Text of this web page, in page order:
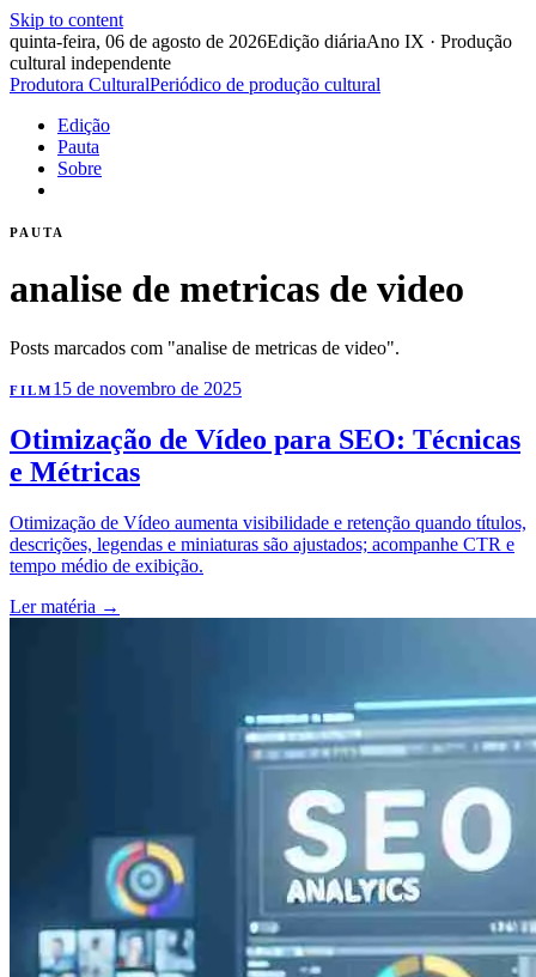
Skip to content
quinta-feira, 06 de agosto de 2026Edição diáriaAno IX · Produção
cultural independente
Produtora CulturalPeriódico de produção cultural
Edição
Pauta
Sobre
PAUTA
analise de metricas de video
Posts marcados com "analise de metricas de video".
FILM 15 de novembro de 2025
Otimização de Vídeo para SEO: Técnicas
e Métricas
Otimização de Vídeo aumenta visibilidade e retenção quando títulos,
descrições, legendas e miniaturas são ajustados; acompanhe CTR e
tempo médio de exibição.
Ler matéria →